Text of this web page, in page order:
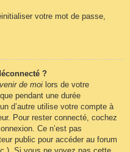
votre mot de passe,
?
de moi lors de votre
pendant une durée
d’autre utilise votre compte à
Pour rester connecté, cochez
Ce n’est pas
public pour accéder au forum